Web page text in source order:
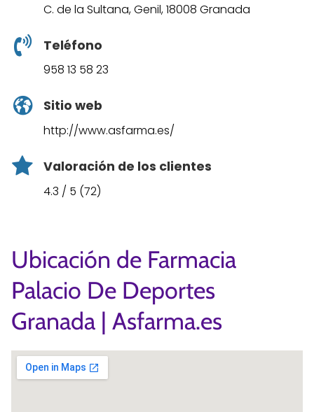
C. de la Sultana, Genil, 18008 Granada
Teléfono
958 13 58 23
Sitio web
http://www.asfarma.es/
Valoración de los clientes
4.3 / 5 (72)
Ubicación de Farmacia
Palacio De Deportes
Granada | Asfarma.es